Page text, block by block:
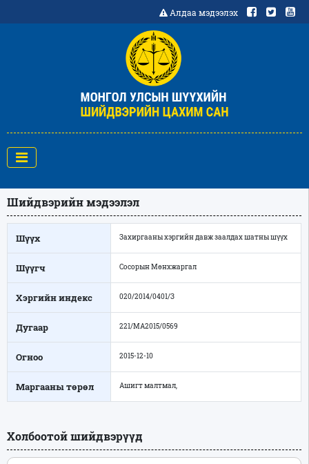
Алдаа мэдээлэх
Шийдвэрийн мэдээлэл
Шүүх Захиргааны хэргийн давж заалдах шатны шүүх
Шүүгч Сосорын Мөнхжаргал
Хэргийн индекс 020/2014/0401/З
Дугаар 221/МА2015/0569
Огноо 2015-12-10
Маргааны төрөл Ашигт малтмал,
Холбоотой шийдвэрүүд